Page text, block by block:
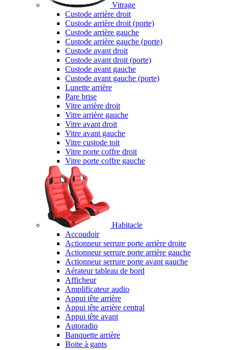
Vitrage
Custode arrière droit
Custode arrière droit (porte)
Custode arrière gauche
Custode arrière gauche (porte)
Custode avant droit
Custode avant droit (porte)
Custode avant gauche
Custode avant gauche (porte)
Lunette arrière
Pare brise
Vitre arrière droit
Vitre arrière gauche
Vitre avant droit
Vitre avant gauche
Vitre custode toit
Vitre porte coffre droit
Vitre porte coffre gauche
Habitacle
Accoudoir
Actionneur serrure porte arrière droite
Actionneur serrure porte arrière gauche
Actionneur serrure porte avant gauche
Aérateur tableau de bord
Afficheur
Amplificateur audio
Appui tête arrière
Appui tête arrière central
Appui tête avant
Autoradio
Banquette arrière
Boite à gants